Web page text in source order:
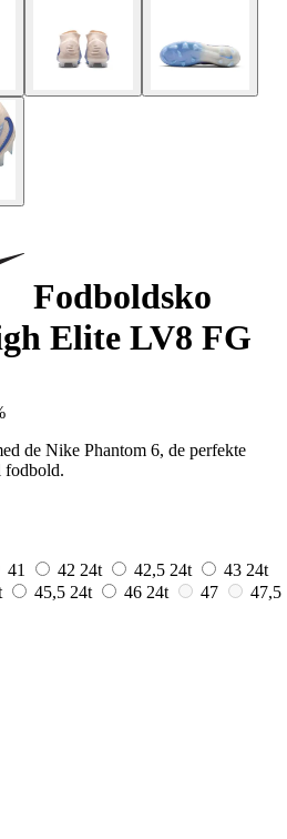
Fodboldsko
Elite LV8 FG
de Nike Phantom 6, de perfekte
fodbold.
41 42 24t 42,5 24t 43 24t
45,5 24t 46 24t 47
47,5